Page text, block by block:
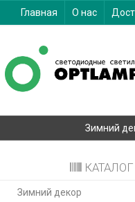
Главная О нас
Зимний
КАТАЛОГ
Зимний декор